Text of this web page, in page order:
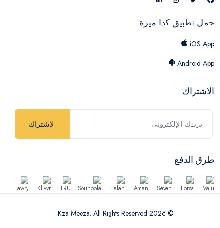
حمل تطبيق كذا ميزة
iOS App
Android App
الاشتراك
الاشتراك
طرق الدفع
© 2026 Kza Meeza. All Rights Reserved